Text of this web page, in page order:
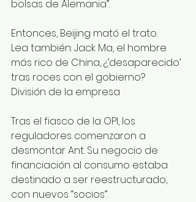
bolsas de Alemania”.
Entonces, Beijing mató el trato.
Lea también: Jack Ma, el hombre
más rico de China, ¿’desaparecido’
tras roces con el gobierno?
División de la empresa
Tras el fiasco de la OPI, los
reguladores comenzaron a
desmontar Ant. Su negocio de
financiación al consumo estaba
destinado a ser reestructurado,
con nuevos “socios”.